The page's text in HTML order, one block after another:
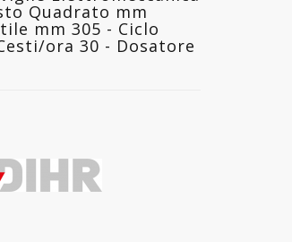
Quadrato mm
mm 305 - Ciclo
ora 30 - Dosatore